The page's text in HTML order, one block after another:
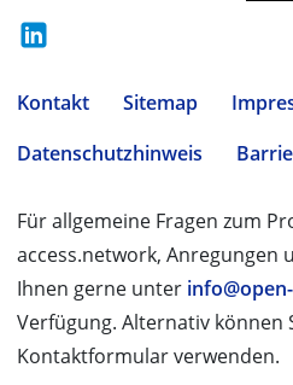
Kontakt Sitemap
Datenschutzhinweis
Für allgemeine Fragen zum
access.network, Anregungen
Ihnen gerne unter
Verfügung. Alternativ können
Kontaktformular verwenden.